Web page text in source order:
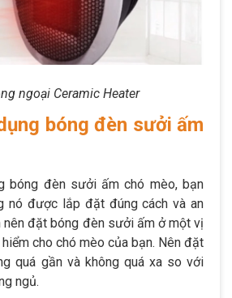
ngoại Ceramic Heater
bóng đèn sưởi ấm
bóng đèn sưởi ấm chó mèo, bạn
nó được lắp đặt đúng cách và an
nên đặt bóng đèn sưởi ấm ở một vị
cho chó mèo của bạn. Nên đặt
quá gần và không quá xa so với
ngủ.